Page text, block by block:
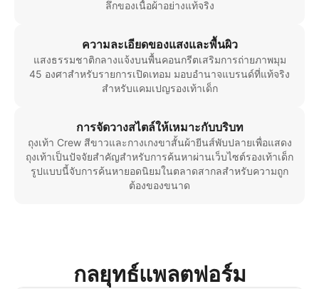
ลึกของเนื้อผ้าอย่างแท้จริง
ความละเอียดของแสงและพื้นผิว
แสงธรรมชาติกลางแจ้งบนพื้นคอนกรีตเสริมการถ่ายภาพมุม
45 องศาสำหรับรายการเปิดเทอม มอบอำนาจแบรนด์ที่แท้จริง
สำหรับแคมเปญรองเท้าเด็ก
การจัดวางสไตล์ให้เหมาะกับบริบท
ถุงเท้า Crew สีขาวและกางเกงขาสั้นผ้ายีนส์พับปลายเพื่อแสดง
ถุงเท้าเป็นปัจจัยสำคัญสำหรับการค้นหาผ่านเว็บไซต์รองเท้าเด็ก
รูปแบบนี้จับการค้นหายอดนิยมในตลาดสากลสำหรับความถูก
ต้องของขนาด
กลยุทธ์แพลตฟอร์ม